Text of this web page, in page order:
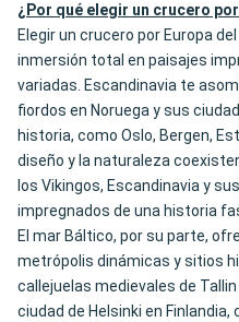
¿Por qué elegir un crucero
Elegir un crucero por Europa
inmersión total en paisajes
variadas. Escandinavia te
fiordos en Noruega y sus
historia, como Oslo, Bergen,
diseño y la naturaleza
los Vikingos, Escandinavia y
impregnados de una historia
El mar Báltico, por su parte,
metrópolis dinámicas y sitios
callejuelas medievales de
ciudad de Helsinki en